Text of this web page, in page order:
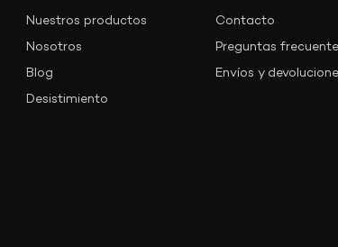
Nuestros productos
Nosotros
Blog
Desistimiento
Contacto
Preguntas
Envíos y